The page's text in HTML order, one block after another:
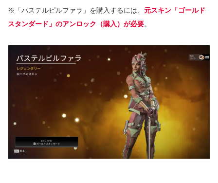
※「パステルピルファラ」を購入するには、 元スキン「ゴールド
スタンダード」のアンロック（購入）が必要。